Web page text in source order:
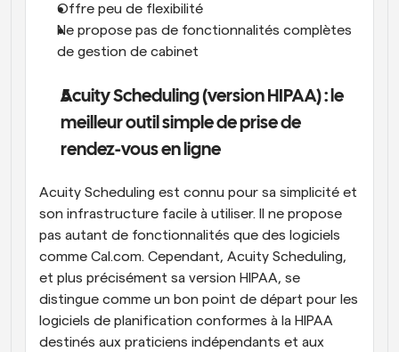
Offre peu de flexibilité
Ne propose pas de fonctionnalités complètes
de gestion de cabinet
Acuity Scheduling (version HIPAA) : le
meilleur outil simple de prise de
rendez-vous en ligne
Acuity Scheduling est connu pour sa simplicité et
son infrastructure facile à utiliser. Il ne propose
pas autant de fonctionnalités que des logiciels
comme Cal.com. Cependant, Acuity Scheduling,
et plus précisément sa version HIPAA, se
distingue comme un bon point de départ pour les
logiciels de planification conformes à la HIPAA
destinés aux praticiens indépendants et aux